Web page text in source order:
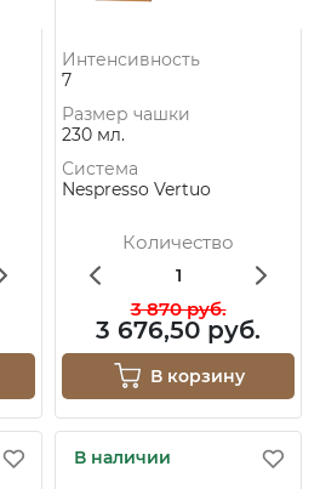
Интенсивность
7
Размер чашки
230 мл.
Система
Nespresso Vertuo
Количество
3 870 руб.
3 676,50 руб.
В корзину
В наличии